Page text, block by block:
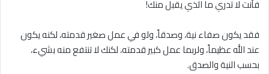
فأنت لا تدري ما الذي يقبل منك!
فقد يكون صفاء نية، وصدقاً، ولو في عمل صغير قدمته، لكنه يكون
عند الله عظيماً، ولربما عمل كبير قدمته، لكنك لا تنتفع منه بشيء،
بحسب النية والصدق.